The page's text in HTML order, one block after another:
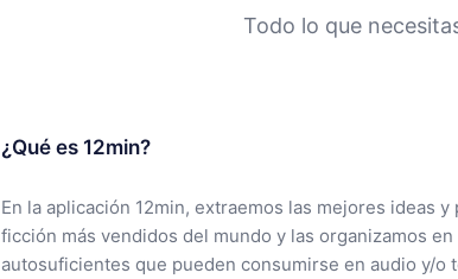
Todo lo que
¿Qué es 12min?
En la aplicación 12min, extraemos las mejores ideas
ficción más vendidos del mundo y las organizamos
autosuficientes que pueden consumirse en audio y/o